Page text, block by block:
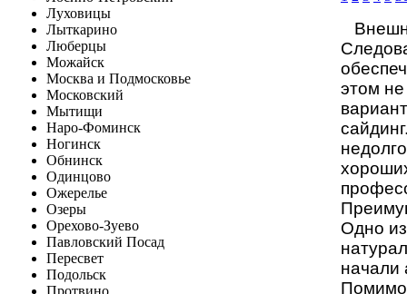
Луховицы
Лыткарино
Люберцы
Можайск
Москва и Подмосковье
Московский
Мытищи
Наро-Фоминск
Ногинск
Обнинск
Одинцово
Ожерелье
Озеры
Орехово-Зуево
Павловский Посад
Пересвет
Подольск
Протвино
этом
Одно
начали
Помимо